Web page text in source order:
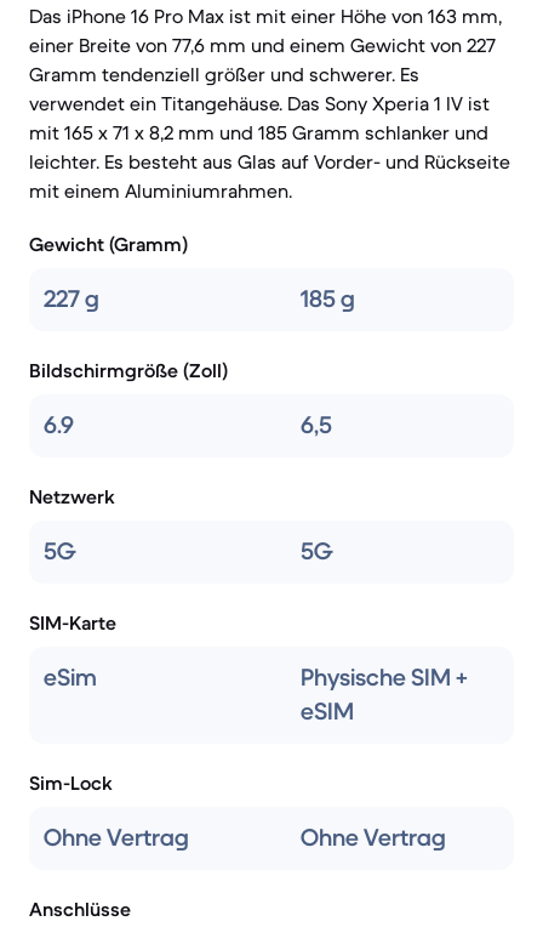
Das iPhone 16 Pro Max ist mit einer Höhe von 163 mm,
einer Breite von 77,6 mm und einem Gewicht von 227
Gramm tendenziell größer und schwerer. Es
verwendet ein Titangehäuse. Das Sony Xperia 1 IV ist
mit 165 x 71 x 8,2 mm und 185 Gramm schlanker und
leichter. Es besteht aus Glas auf Vorder- und Rückseite
mit einem Aluminiumrahmen.
Gewicht (Gramm)
227 g 185 g
Bildschirmgröße (Zoll)
6.9 6,5
Netzwerk
5G 5G
SIM-Karte
eSim
Physische SIM +
eSIM
Sim-Lock
Ohne Vertrag Ohne Vertrag
Anschlüsse